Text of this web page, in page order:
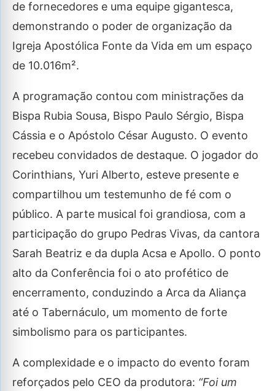
de fornecedores e uma equipe gigantesca,
demonstrando o poder de organização da
Igreja Apostólica Fonte da Vida em um espaço
de 10.016m².
A programação contou com ministrações da
Bispa Rubia Sousa, Bispo Paulo Sérgio, Bispa
Cássia e o Apóstolo César Augusto. O evento
recebeu convidados de destaque. O jogador do
Corinthians, Yuri Alberto, esteve presente e
compartilhou um testemunho de fé com o
público. A parte musical foi grandiosa, com a
participação do grupo Pedras Vivas, da cantora
Sarah Beatriz e da dupla Acsa e Apollo. O ponto
alto da Conferência foi o ato profético de
encerramento, conduzindo a Arca da Aliança
até o Tabernáculo, um momento de forte
simbolismo para os participantes.
A complexidade e o impacto do evento foram
reforçados pelo CEO da produtora: “Foi um